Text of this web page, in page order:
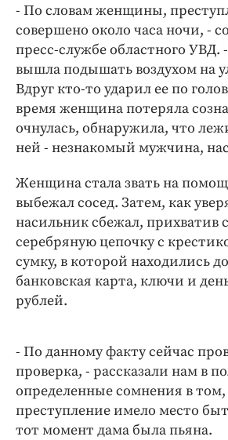
- По словам женщины,
совершено около часа ночи, -
пресс-службе областного УВД.
вышла подышать воздухом на
Вдруг кто-то ударил ее по
время женщина потеряла
очнулась, обнаружила, что
ней - незнакомый мужчина,
Женщина стала звать на
выбежал сосед. Затем, как
насильник сбежал, прихватив
серебряную цепочку с
сумку, в которой находились
банковская карта, ключи и
рублей.
- По данному факту сейчас
проверка, - рассказали нам в
определенные сомнения в том,
преступление имело место
тот момент дама была пьяна.